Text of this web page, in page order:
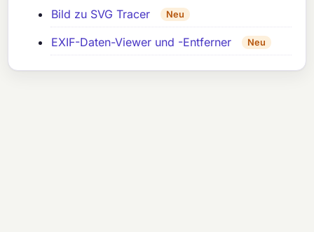
Bild zu SVG Tracer Neu
EXIF-Daten-Viewer und -Entferner Neu